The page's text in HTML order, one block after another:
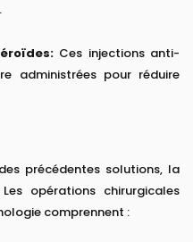
Ces injections anti-
administrées pour réduire
précédentes solutions, la
opérations chirurgicales
comprennent :